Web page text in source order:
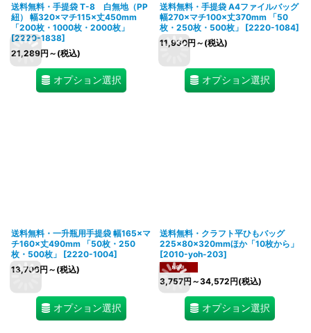
送料無料・手提袋 T-8 白無地（PP
紐） 幅320×マチ115×丈450mm
「200枚・1000枚・2000枚」
[2220-1838]
21,289円 ～ (税込)
オプション選択
送料無料・手提袋 A4ファイルバッグ
幅270×マチ100×丈370mm 「50
枚・250枚・500枚」
[2220-1084]
11,930円 ～ (税込)
オプション選択
送料無料・一升瓶用手提袋 幅165×マ
チ160×丈490mm 「50枚・250
枚・500枚」
[2220-1004]
13,706円 ～ (税込)
オプション選択
送料無料・クラフト平ひもバッグ
225×80×320mmほか「10枚から」
[2010-yoh-203]
3,757円 ～34,572円(税込)
オプション選択